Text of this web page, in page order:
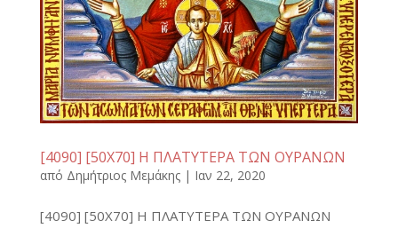
[4090] [50Χ70] Η ΠΛΑΤΥΤΕΡΑ ΤΩΝ ΟΥΡΑΝΩΝ
από Δημήτριος Μεμάκης| Ιαν 22, 2020
[4090] [50Χ70] Η ΠΛΑΤΥΤΕΡΑ ΤΩΝ ΟΥΡΑΝΩΝ